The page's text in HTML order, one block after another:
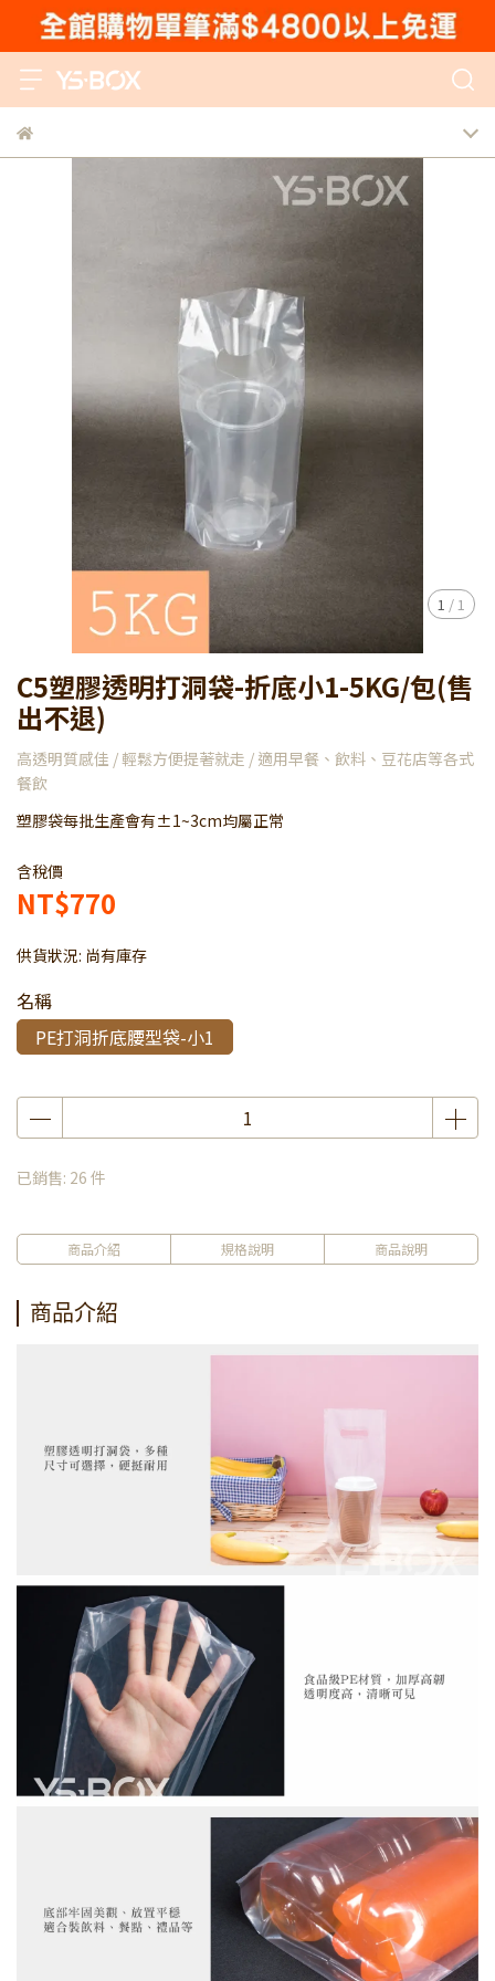
1 / 1
C5塑膠透明打洞袋-折底小1-5KG/包(售
出不退)
高透明質感佳 / 輕鬆方便提著就走 / 適用早餐、飲料、豆花店等各式
餐飲
塑膠袋每批生產會有±1~3cm均屬正常
含稅價
NT$770
供貨狀況: 尚有庫存
名稱
PE打洞折底腰型袋-小1
已銷售: 26 件
商品介紹 規格說明 商品說明
商品介紹